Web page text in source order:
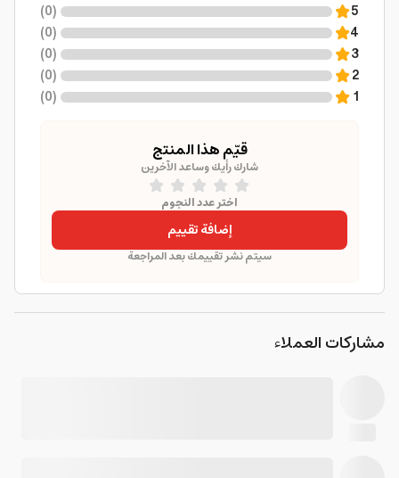
5
(
0
)
4
(
0
)
3
(
0
)
2
(
0
)
1
(
0
)
قيّم هذا المنتج
شارك رأيك وساعد الآخرين
اختر عدد النجوم
إضافة تقييم
سيتم نشر تقييمك بعد المراجعة
مشاركات العملاء